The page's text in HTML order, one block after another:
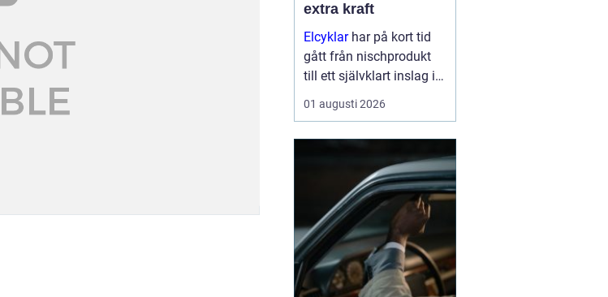
extra kraft
Elcyklarhar på kort tid
gått från nischprodukt
till ett självklart inslag i
många städer och
samhällen.
elassistans gör det
enklare att välja cykeln i
01 augusti 2026